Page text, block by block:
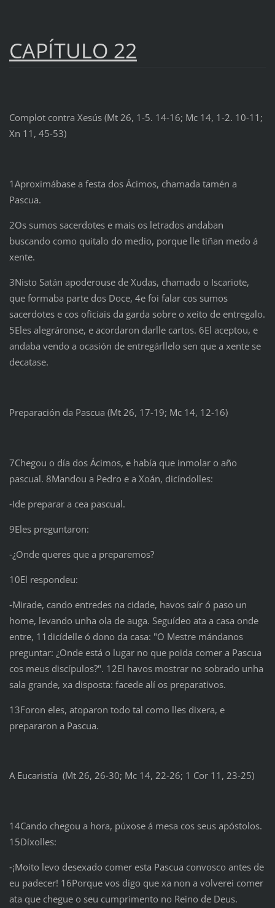
CAPÍTULO 22
Complot contra Xesús (Mt 26, 1-5. 14-16; Mc 14, 1-2. 10-11;
Xn 11, 45-53)
1Aproximábase a festa dos Ácimos, chamada tamén a
Pascua.
2Os sumos sacerdotes e mais os letrados andaban
buscando como quitalo do medio, porque lle tiñan medo á
xente.
3Nisto Satán apoderouse de Xudas, chamado o Iscariote,
que formaba parte dos Doce, 4e foi falar cos sumos
sacerdotes e cos oficiais da garda sobre o xeito de entregalo.
5Eles alegráronse, e acordaron darlle cartos. 6El aceptou, e
andaba vendo a ocasión de entregárllelo sen que a xente se
decatase.
Preparación da Pascua (Mt 26, 17-19; Mc 14, 12-16)
7Chegou o día dos Ácimos, e había que inmolar o año
pascual. 8Mandou a Pedro e a Xoán, dicíndolles:
‑Ide preparar a cea pascual.
9Eles preguntaron:
‑¿Onde queres que a preparemos?
10El respondeu:
‑Mirade, cando entredes na cidade, havos saír ó paso un
home, levando unha ola de auga. Seguídeo ata a casa onde
entre, 11dicídelle ó dono da casa: "O Mestre mándanos
preguntar: ¿Onde está o lugar no que poida comer a Pascua
cos meus discípulos?". 12El havos mostrar no sobrado unha
sala grande, xa disposta: facede alí os preparativos.
13Foron eles, atoparon todo tal como lles dixera, e
prepararon a Pascua.
A Eucaristía (Mt 26, 26-30; Mc 14, 22-26; 1 Cor 11, 23-25)
14Cando chegou a hora, púxose á mesa cos seus apóstolos.
15Díxolles:
‑¡Moito levo desexado comer esta Pascua convosco antes de
eu padecer! 16Porque vos digo que xa non a volverei comer
ata que chegue o seu cumprimento no Reino de Deus.